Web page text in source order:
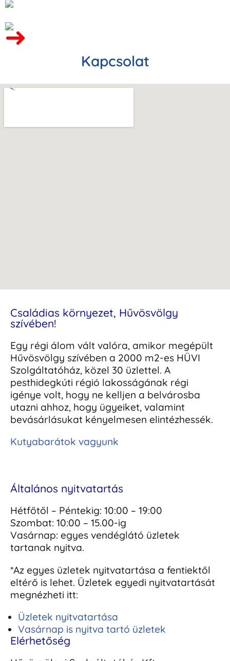
Kapcsolat
Családias környezet, Hűvösvölgy
szívében!
Egy régi álom vált valóra, amikor megépült
Hűvösvölgy szívében a 2000 m2-es HÜVI
Szolgáltatóház, közel 30 üzlettel. A
pesthidegkúti régió lakosságának régi
igénye volt, hogy ne kelljen a belvárosba
utazni ahhoz, hogy ügyeiket, valamint
bevásárlásukat kényelmesen elintézhessék.
Kutyabarátok vagyunk
Általános nyitvatartás
Hétfőtől – Péntekig: 10:00 – 19:00
Szombat: 10:00 – 15.00-ig
Vasárnap: egyes vendéglátó üzletek
tartanak nyitva.
*Az egyes üzletek nyitvatartása a fentiektől
eltérő is lehet. Üzletek egyedi nyitvatartását
megnézheti itt:
Üzletek nyitvatartása
Vasárnap is nyitva tartó üzletek
Elérhetőség